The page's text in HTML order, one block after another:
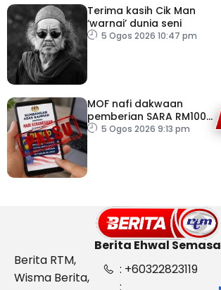
Terima kasih Cik Man
‘warnai’ dunia seni
5 Ogos 2026 10:47 pm
MOF nafi dakwaan
pemberian SARA RM100
sempena Hari
5 Ogos 2026 9:13 pm
Berita Ehwal Semasa
Berita RTM,
Wisma Berita,
: +60322823119
: